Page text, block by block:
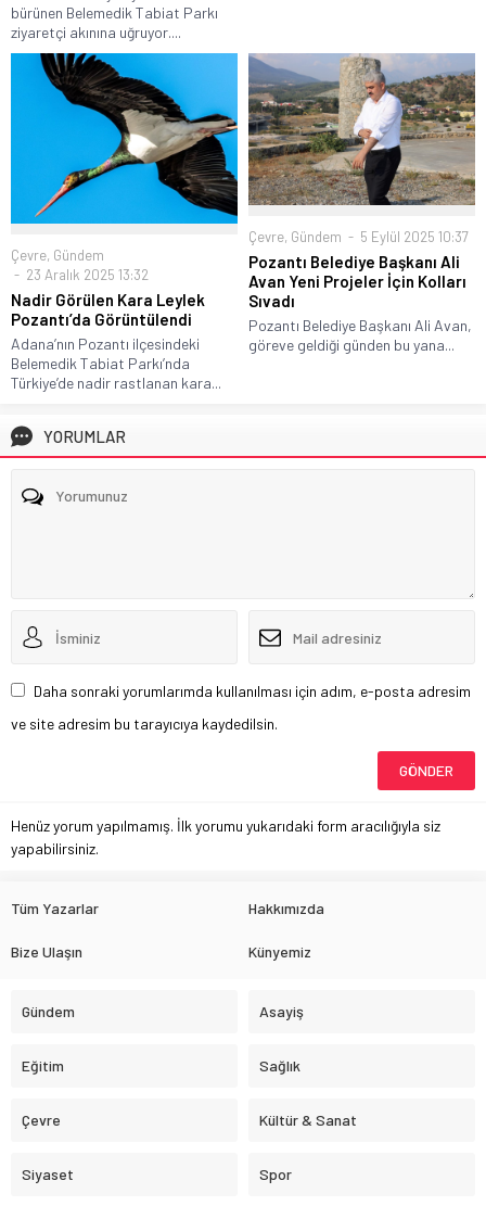
bürünen Belemedik Tabiat Parkı
ziyaretçi akınına uğruyor....
Çevre, Gündem
23 Aralık 2025 13:32
Nadir Görülen Kara Leylek
Pozantı’da Görüntülendi
Adana’nın Pozantı ilçesindeki
Belemedik Tabiat Parkı’nda
Türkiye’de nadir rastlanan kara...
Çevre, Gündem 5 Eylül 2025 10:37
Pozantı Belediye Başkanı Ali
Avan Yeni Projeler İçin Kolları
Sıvadı
Pozantı Belediye Başkanı Ali Avan,
göreve geldiği günden bu yana...
YORUMLAR
Daha sonraki yorumlarımda kullanılması için adım, e-posta adresim
ve site adresim bu tarayıcıya kaydedilsin.
Henüz yorum yapılmamış. İlk yorumu yukarıdaki form aracılığıyla siz
yapabilirsiniz.
Tüm Yazarlar Hakkımızda
Bize Ulaşın Künyemiz
Gündem Asayiş
Eğitim Sağlık
Çevre Kültür & Sanat
Siyaset Spor